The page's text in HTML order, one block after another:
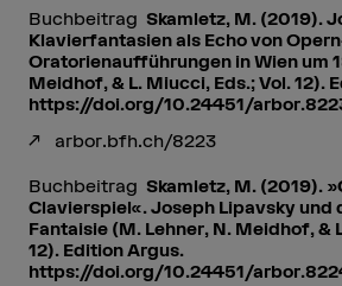
Buchbeitrag Skamletz, M. (2019).
Klavierfantasien als Echo von
Oratorienaufführungen in Wien um
Meidhof, & L. Miucci, Eds.; Vol. 12).
https://doi.org/10.24451/
arbor.bfh.ch/8223
Buchbeitrag Skamletz, M. (2019).
Clavierspiel«. Joseph Lipavsky und
Fantaisie (M. Lehner, N. Meidhof, &
12). Edition Argus.
https://doi.org/10.24451/